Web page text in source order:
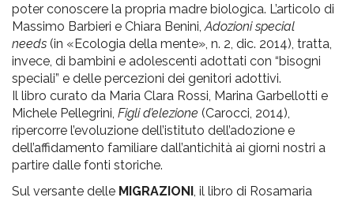
poter conoscere la propria madre biologica. L’articolo di
Massimo Barbieri e Chiara Benini,Adozioni special
needs (in «Ecologia della mente», n. 2, dic. 2014), tratta,
invece, di bambini e adolescenti adottati con “bisogni
speciali” e delle percezioni dei genitori adottivi.
Il libro curato da Maria Clara Rossi, Marina Garbellotti e
Michele Pellegrini, Figli d’elezione (Carocci, 2014),
ripercorre l’evoluzione dell’istituto dell’adozione e
dell’affidamento familiare dall’antichità ai giorni nostri a
partire dalle fonti storiche.
Sul versante delle MIGRAZIONI, il libro di Rosamaria